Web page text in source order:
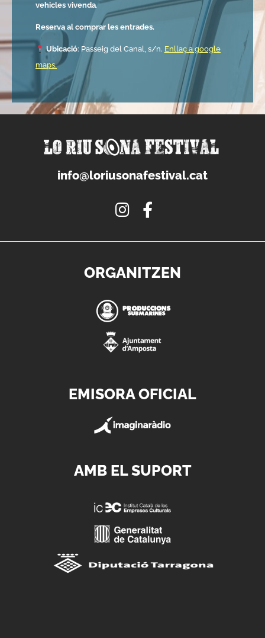
vehicles vivenda.
Reserva al comprar les entrades.
Ubicació: Passeig del Canal, s/n. Enllaç a google
maps.
info@loriusonafestival.cat
ORGANITZEN
EMISORA OFICIAL
AMB EL SUPORT